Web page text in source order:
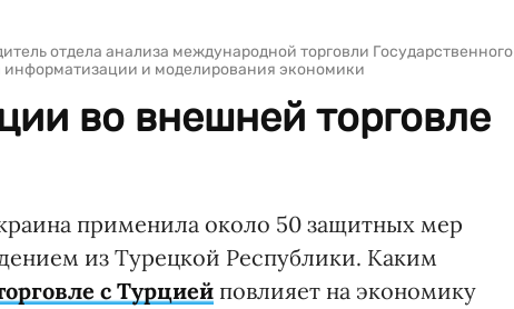
отдела анализа международной торговли Государственного
информатизации и моделирования экономики
во внешней торговле
применила около 50 защитных мер
из Турецкой Республики. Каким
с Турцией повлияет на экономику